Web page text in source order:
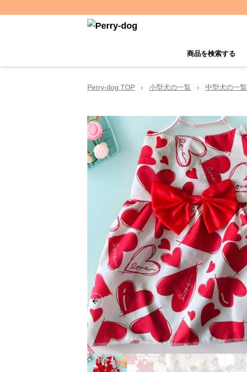
商品を検索する
Perry-dog TOP › 小型犬の一覧 › 中型犬の一覧
Previous slide